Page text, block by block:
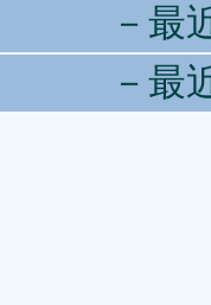
－最
－最